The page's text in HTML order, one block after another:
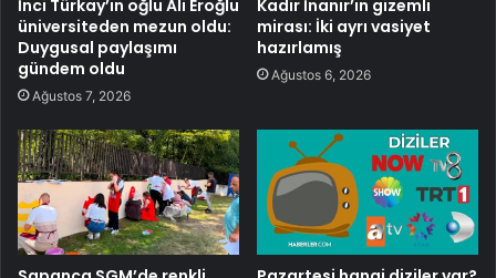
İnci Türkay’ın oğlu Ali Eroğlu
üniversiteden mezun oldu:
Duygusal paylaşımı
gündem oldu
Ağustos 7, 2026
Kadir İnanır’ın gizemli
mirası: İki ayrı vasiyet
hazırlamış
Ağustos 6, 2026